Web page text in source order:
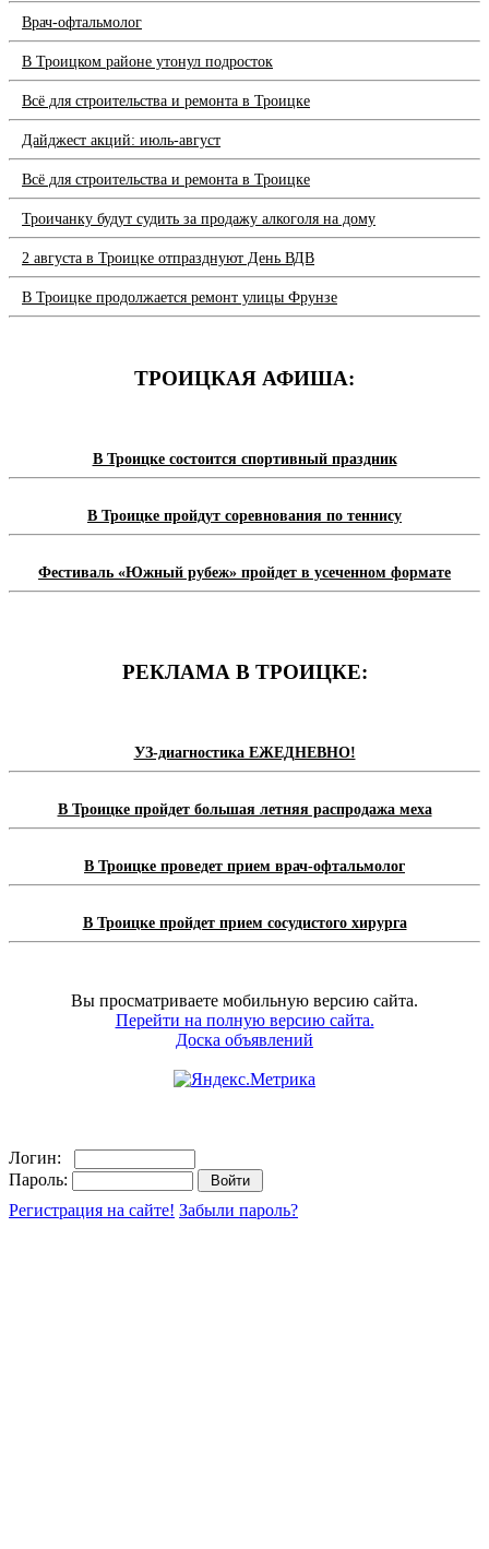
Врач-офтальмолог
В Троицком районе утонул подросток
Всё для строительства и ремонта в Троицке
Дайджест акций: июль-август
Всё для строительства и ремонта в Троицке
Троичанку будут судить за продажу алкоголя на дому
2 августа в Троицке отпразднуют День ВДВ
В Троицке продолжается ремонт улицы Фрунзе
ТРОИЦКАЯ АФИША:
В Троицке состоится спортивный праздник
В Троицке пройдут соревнования по теннису
Фестиваль «Южный рубеж» пройдет в усеченном формате
РЕКЛАМА В ТРОИЦКЕ:
УЗ-диагностика ЕЖЕДНЕВНО!
В Троицке пройдет большая летняя распродажа меха
В Троицке проведет прием врач-офтальмолог
В Троицке пройдет прием сосудистого хирурга
Вы просматриваете мобильную версию сайта.
Перейти на полную версию сайта.
Доска объявлений
Логин:
Пароль:
Регистрация на сайте! Забыли пароль?